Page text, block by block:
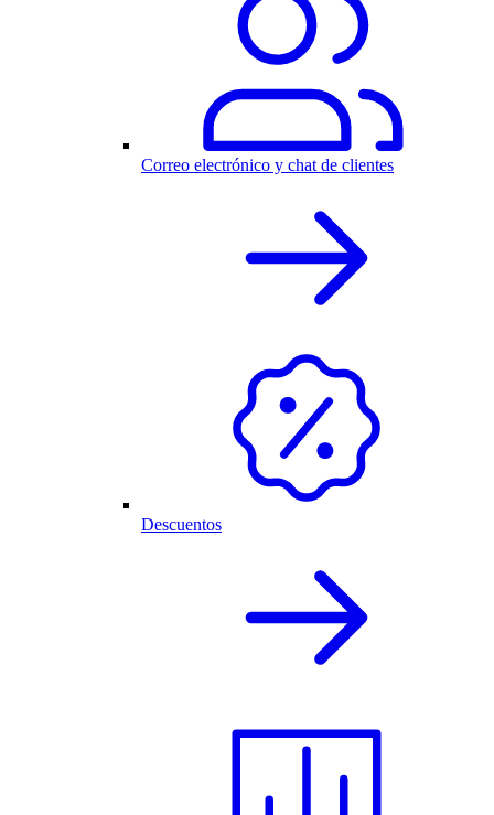
Correo electrónico y chat de clientes
Descuentos